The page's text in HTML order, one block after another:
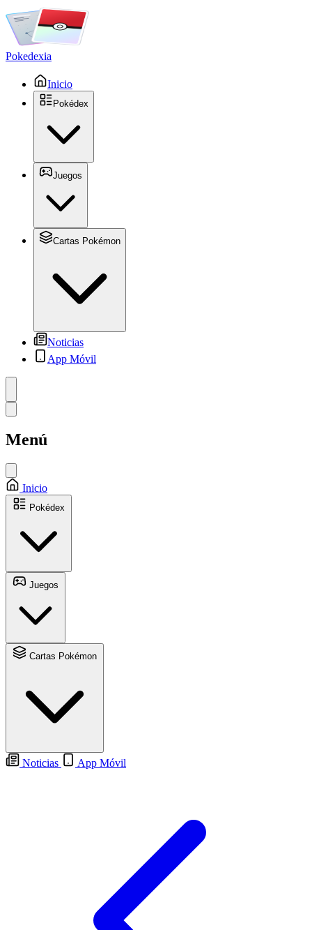
Pokedexia
Inicio
Pokédex
Juegos
Cartas Pokémon
Noticias
App Móvil
Menú
Inicio
Noticias App Móvil